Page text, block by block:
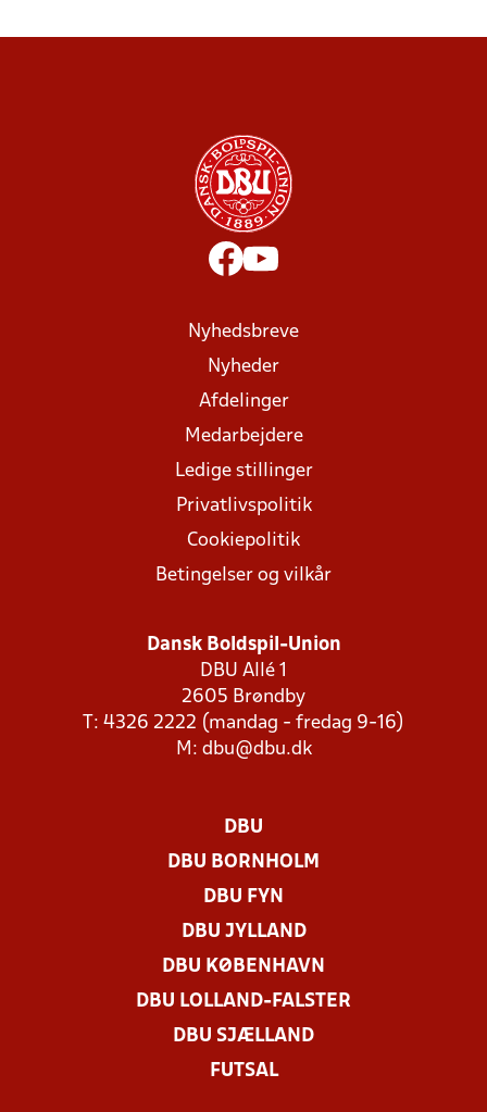
Nyhedsbreve
Nyheder
Afdelinger
Medarbejdere
Ledige stillinger
Privatlivspolitik
Cookiepolitik
Betingelser og vilkår
Dansk Boldspil-Union
DBU Allé 1
2605 Brøndby
T: 4326 2222 (mandag - fredag 9-16)
M: dbu@dbu.dk
DBU
DBU BORNHOLM
DBU FYN
DBU JYLLAND
DBU KØBENHAVN
DBU LOLLAND-FALSTER
DBU SJÆLLAND
FUTSAL